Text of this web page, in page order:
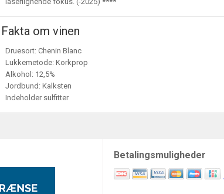
Fakta om vinen
Druesort: Chenin Blanc
Lukkemetode: Korkprop
Alkohol: 12,5%
Jordbund: Kalksten
Indeholder sulfitter
Betalingsmuligheder